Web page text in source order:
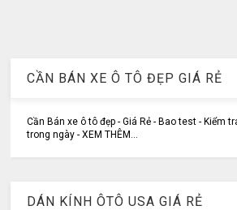
CẦN BÁN XE Ô TÔ ĐẸP GIÁ RẺ
Cần Bán xe ô tô đẹp - Giá Rẻ - Bao test - Kiểm
trong ngày - XEM THÊM...
DÁN KÍNH ÔTÔ USA GIÁ RẺ